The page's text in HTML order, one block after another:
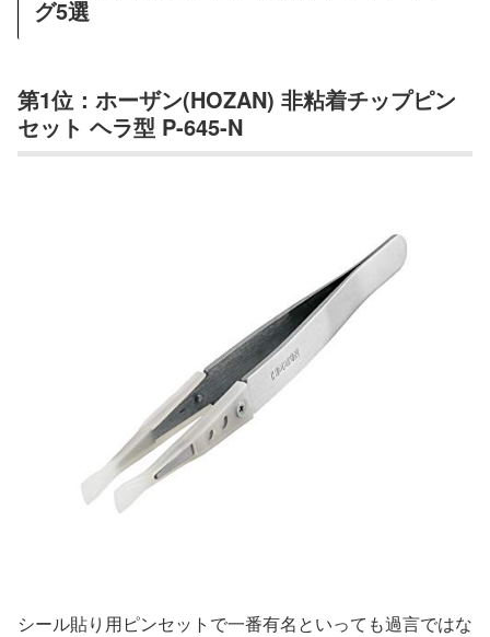
グ5選
第1位：ホーザン(HOZAN) 非粘着チップピン
セット ヘラ型 P-645-N
シール貼り用ピンセットで一番有名といっても過言ではな